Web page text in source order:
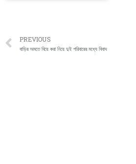
Prev
PREVIOUS
বাড়ির অমতে বিয়ে করা নিয়ে দুই পরিবারের মধ্যে বিবাদ